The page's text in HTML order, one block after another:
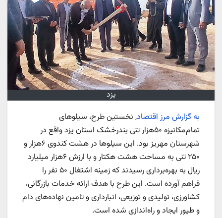
یزد
به گزارش مرز اقتصاد, نخستین طرح، سیلو‌‌‌های
تمام‌مکانیزه ۵۰‌هزار تنی بندرخشک استان یزد واقع در
شهرستان مهریز بود. این سیلو‌‌‌ها در هشت کندوی ۶‌هزار و
۲۵۰ تنی به مساحت هشت هکتار و با ارزش ۶‌هزار میلیارد
ریال به بهره‌برداری رسیدند که زمینه اشتغال ۵۰ نفر را
فراهم آورده است. این طرح با هدف ارائه خدمات بازرگانی،
کشاورزی، تولیدی و توزیعی، انبارداری و تامین نهاده‌‌‌های دام
و طیور ایجاد و راه‌‌‌اندازی شده است.